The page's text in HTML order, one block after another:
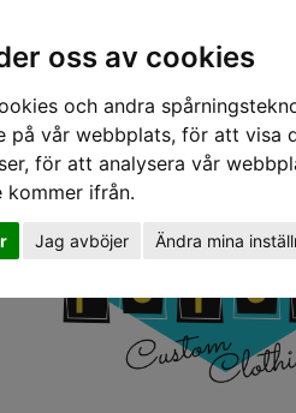
oss av cookies
och andra
på vår webbplats, för att visa
för att analysera vår
kommer ifrån.
Jag avböjer Ändra mina